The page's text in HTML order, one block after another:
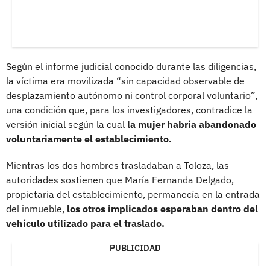
Según el informe judicial conocido durante las diligencias,
la víctima era movilizada “sin capacidad observable de
desplazamiento autónomo ni control corporal voluntario”,
una condición que, para los investigadores, contradice la
versión inicial según la cual la mujer habría abandonado
voluntariamente el establecimiento.
Mientras los dos hombres trasladaban a Toloza, las
autoridades sostienen que María Fernanda Delgado,
propietaria del establecimiento, permanecía en la entrada
del inmueble, los otros implicados esperaban dentro del
vehículo utilizado para el traslado.
PUBLICIDAD